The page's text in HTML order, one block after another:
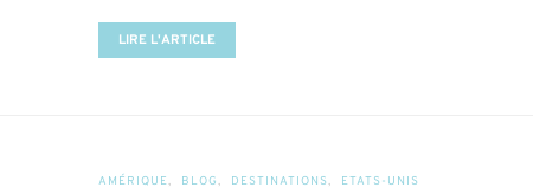
LIRE L'ARTICLE
AMÉRIQUE BLOG DESTINATIONS ETATS-UNIS